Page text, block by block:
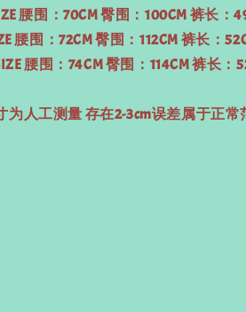
腰围：70CM 臀围：100CM 裤长：
腰围：72CM 臀围：112CM 裤长：
腰围：74CM 臀围：114CM 裤长：
为人工测量 存在2-3cm误差属于正常